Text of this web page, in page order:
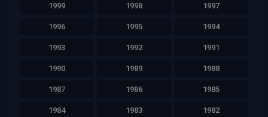
1999 1998 1997
1996 1995 1994
1993 1992 1991
1990 1989 1988
1987 1986 1985
1984 1983 1982